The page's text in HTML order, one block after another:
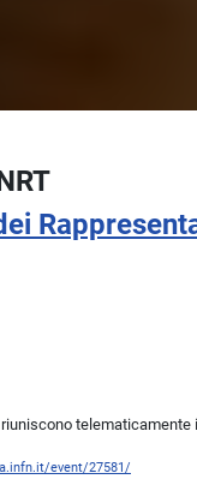
telematicamente
event/27581/